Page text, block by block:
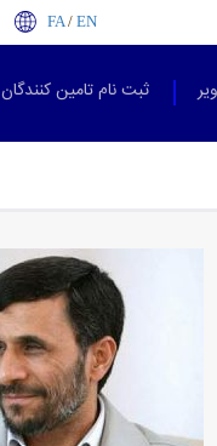
FA/ EN
ثبت نام تامین کنندگان